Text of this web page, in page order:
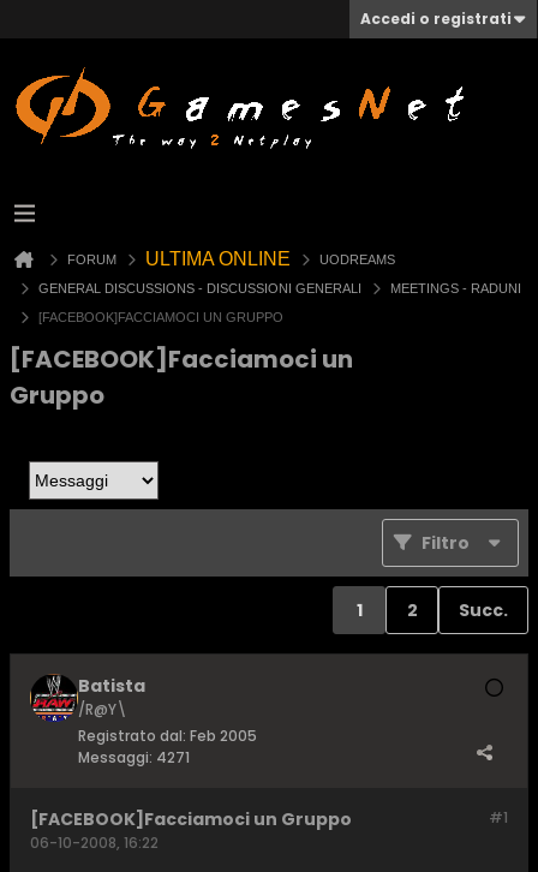
Accedi o registrati
FORUM ULTIMA ONLINE
UODREAMS
GENERAL DISCUSSIONS - DISCUSSIONI GENERALI
MEETINGS - RADUNI
[FACEBOOK]FACCIAMOCI UN GRUPPO
[FACEBOOK]Facciamoci un
Gruppo
Filtro
1 2 Succ.
Batista
/R@Y\
Registrato dal: Feb 2005
Messaggi: 4271
#1
[FACEBOOK]Facciamoci un Gruppo
06-10-2008, 16:22